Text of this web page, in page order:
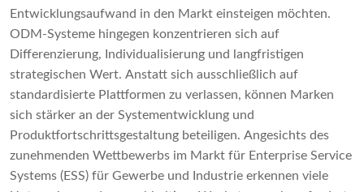
Entwicklungsaufwand in den Markt einsteigen möchten.
ODM-Systeme hingegen konzentrieren sich auf
Differenzierung, Individualisierung und langfristigen
strategischen Wert. Anstatt sich ausschließlich auf
standardisierte Plattformen zu verlassen, können Marken
sich stärker an der Systementwicklung und
Produktfortschrittsgestaltung beteiligen. Angesichts des
zunehmenden Wettbewerbs im Markt für Enterprise Service
Systems (ESS) für Gewerbe und Industrie erkennen viele